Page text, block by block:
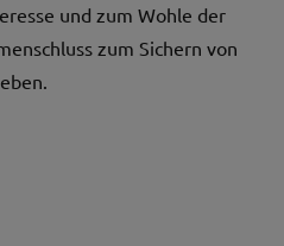
und zum Wohle der
zum Sichern von